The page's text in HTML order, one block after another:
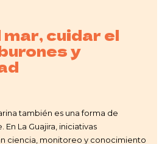
cuidar el
y
también es una forma de
La Guajira, iniciativas
ciencia, monitoreo y conocimiento